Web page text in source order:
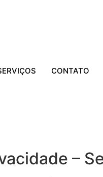
CONTATO
–